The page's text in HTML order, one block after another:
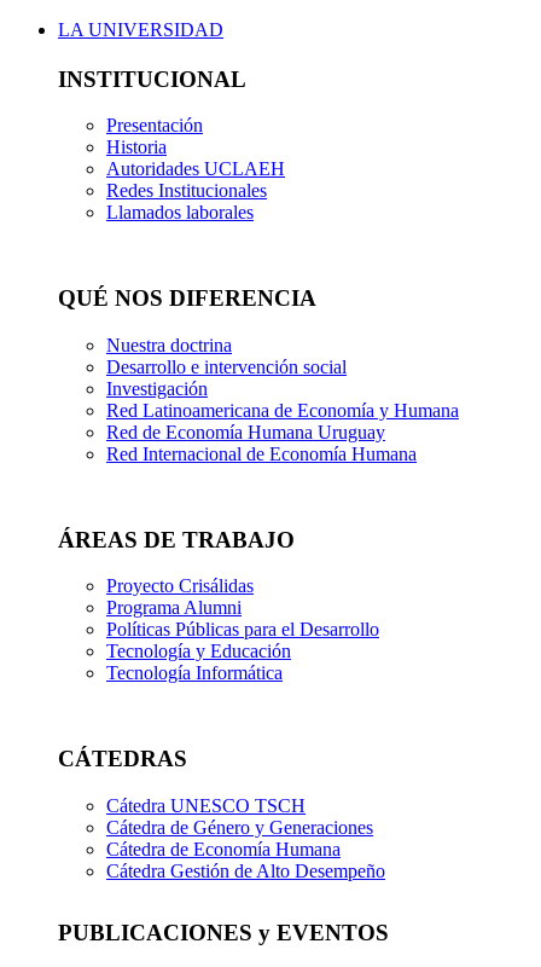
LA UNIVERSIDAD
INSTITUCIONAL
Presentación
Historia
Autoridades UCLAEH
Redes Institucionales
Llamados laborales
QUÉ NOS DIFERENCIA
Nuestra doctrina
Desarrollo e intervención social
Investigación
Red Latinoamericana de Economía y Humana
Red de Economía Humana Uruguay
Red Internacional de Economía Humana
ÁREAS DE TRABAJO
Proyecto Crisálidas
Programa Alumni
Políticas Públicas para el Desarrollo
Tecnología y Educación
Tecnología Informática
CÁTEDRAS
Cátedra UNESCO TSCH
Cátedra de Género y Generaciones
Cátedra de Economía Humana
Cátedra Gestión de Alto Desempeño
PUBLICACIONES y EVENTOS